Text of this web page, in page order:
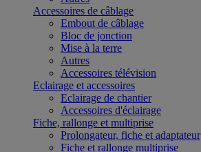
Accessoires de câblage
Embout de câblage
Bloc de jonction
Mise à la terre
Autres
Accessoires télévision
Eclairage et accessoires
Eclairage de chantier
Accessoires d'éclairage
Fiche, rallonge et multiprise
Prolongateur, fiche et adaptateur
Fiche et rallonge multiprise